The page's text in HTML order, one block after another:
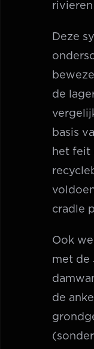
rivieren
Deze
de
basis
het feit
cradle
Ook
met de
de